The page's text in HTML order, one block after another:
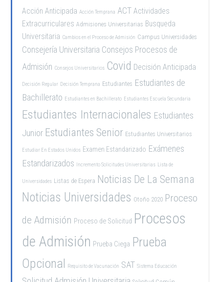
Acción Anticipada Acción Temprana ACT Actividades
Extracurriculares Admisiones Universitarias Busqueda
Universitaria Cambios en el Proceso de Admisión Campus Universidades
Consejería Universitaria Consejos Procesos de
Admisión Consejos Universitarios Covid Decisión Anticipada
Decisión Regular Decisión Temprana Estudiantes Estudiantes de
Bachillerato Estudiantes en Bachillerato Estudiantes Escuela Secundaria
Estudiantes Internacionales Estudiantes
Junior Estudiantes Senior Estudiantes Universitarios
Estudiar En Estados Unidos Examen Estandarizado Exámenes
Estandarizados Incremento Solicitudes Universitarias Lista de
Universidades Listas de Espera Noticias De La Semana
Noticias Universidades Otoño 2020 Proceso
de Admisión Proceso de Solicitud Procesos
de Admisión Prueba Ciega Prueba
Opcional Requisito de Vacunación SAT Sistema Educación